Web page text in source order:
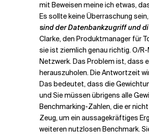
mit Beweisen meine ich etwas,
Es sollte keine Überraschung
sind der Datenbankzugriff und
Clarke, den Produktmanager für
sie ist ziemlich genau richtig. O/
Netzwerk. Das Problem ist, dass
herauszuholen. Die Antwortzeit
Das bedeutet, dass die
und Sie müssen übrigens alle
Benchmarking-Zahlen, die er
Zeug, um ein aussagekräftiges
weiteren nutzlosen Benchmark.